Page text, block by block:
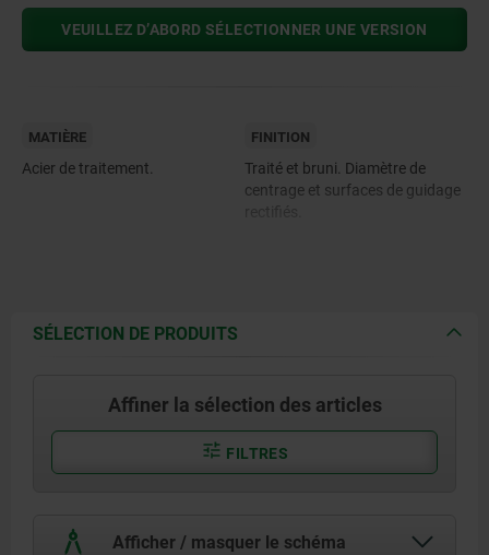
VEUILLEZ D’ABORD SÉLECTIONNER UNE VERSION
MATIÈRE
Acier de traitement.
FINITION
Traité et bruni. Diamètre de
centrage et surfaces de guidage
SÉLECTION DE PRODUITS
Affiner la sélection des articles
FILTRES
Afficher / masquer le schéma